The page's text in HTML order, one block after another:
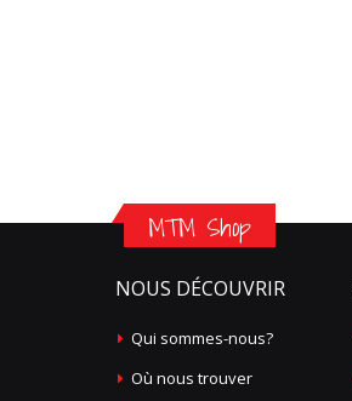
MTM Shop
NOUS DÉCOUVRIR
Qui sommes-nous?
Où nous trouver